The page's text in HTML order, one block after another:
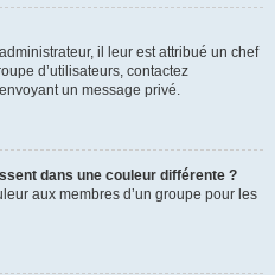
il leur est attribué un chef
d’utilisateurs, contactez
un message privé.
dans une couleur différente ?
aux membres d’un groupe pour les